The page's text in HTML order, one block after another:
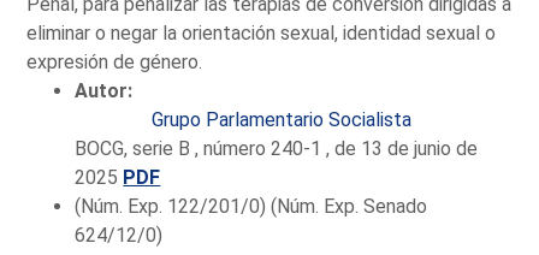
eliminar o negar la orientación sexual, identidad sexual o
expresión de género.
Autor:
Grupo Parlamentario Socialista
BOCG, serie B , número 240-1 , de 13 de junio de
2025 PDF
(Núm. Exp. 122/201/0) (Núm. Exp. Senado
624/12/0)